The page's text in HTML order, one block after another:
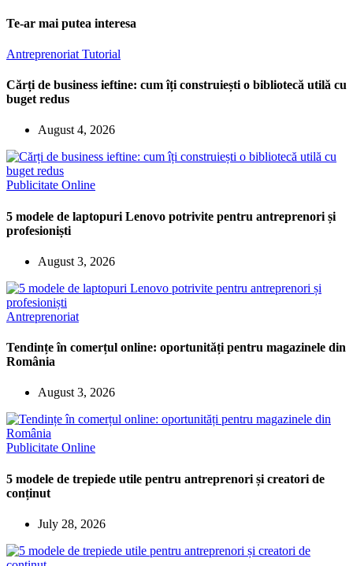
Te-ar mai putea interesa
Antreprenoriat Tutorial
Cărți de business ieftine: cum îți construiești o bibliotecă utilă cu
buget redus
August 4, 2026
Publicitate Online
5 modele de laptopuri Lenovo potrivite pentru antreprenori și
profesioniști
August 3, 2026
Antreprenoriat
Tendințe în comerțul online: oportunități pentru magazinele din
România
August 3, 2026
Publicitate Online
5 modele de trepiede utile pentru antreprenori și creatori de
conținut
July 28, 2026